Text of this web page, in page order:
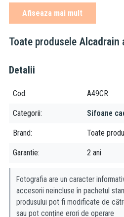
material capac: ABS ( plastic )
diametru capac 116 mm
detalii tehnice (vezifoto
Afiseaza mai mult
Toate produsele Alcadrain
Detalii
Cod A49CR
Categorii Sifoane
Brand Toate
Garantie 2 ani
Fotografia are un caracter
accesorii neincluse în pachetul
produsului pot fi modificate de
sau pot conține erori de operare